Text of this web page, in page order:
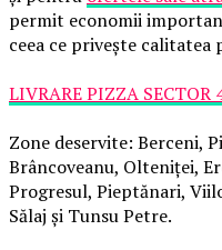
permit economii
ceea ce privește calitatea
LIVRARE PIZZA SECTOR
Zone deservite: Berceni,
Brâncoveanu, Olteniței,
Progresul, Pieptănari,
Sălaj și Tunsu Petre.